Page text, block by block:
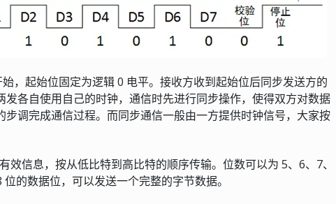
，起始位固定为逻辑 0 电平。接收方收到起始位后同步发送方的
各自使用自己的时钟，通信时先进行同步操作，使得双方对数据
调完成通信过程。而同步通信一般由一方提供时钟信号，大家按
效信息，按从低比特到高比特的顺序传输。位数可以为 5、6、7、
的数据位，可以发送一个完整的字节数据。